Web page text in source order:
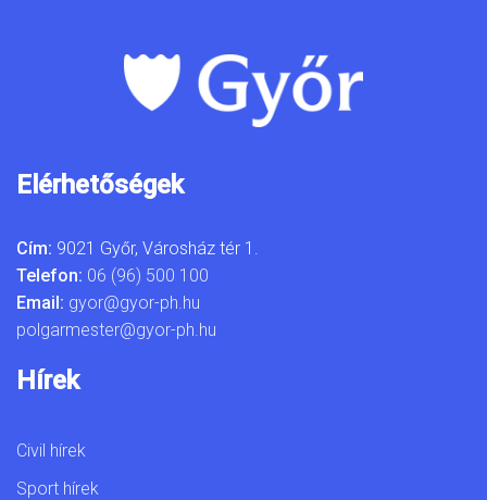
Elérhetőségek
Cím: 9021 Győr, Városház tér 1.
Telefon: 06 (96) 500 100
Email: gyor@gyor-ph.hu
polgarmester@gyor-ph.hu
Hírek
Civil hírek
Sport hírek